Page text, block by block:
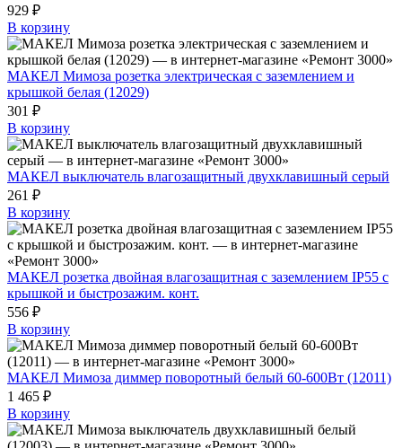
929 ₽
В корзину
МАКЕЛ Мимоза розетка электрическая с заземлением и
крышкой белая (12029)
301 ₽
В корзину
МАКЕЛ выключатель влагозащитный двухклавишный серый
261 ₽
В корзину
МАКЕЛ розетка двойная влагозащитная с заземлением IP55 с
крышкой и быстрозажим. конт.
556 ₽
В корзину
МАКЕЛ Мимоза диммер поворотный белый 60-600Вт (12011)
1 465 ₽
В корзину